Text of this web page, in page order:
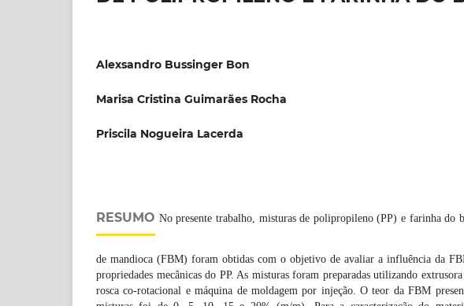
Alexsandro Bussinger Bon
Marisa Cristina Guimarães Rocha
Priscila Nogueira Lacerda
RESUMO No presente trabalho, misturas de polipropileno (PP) e farinha do
de mandioca (FBM) foram obtidas com o objetivo de avaliar a influência da
propriedades mecânicas do PP. As misturas foram preparadas utilizando
rosca co-rotacional e máquina de moldagem por injeção. O teor da FBM